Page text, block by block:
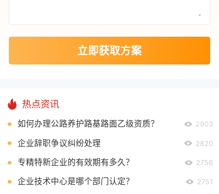
立即获取方案
热点资讯
如何办理公路养护路基路面乙级资质？ 2903
企业辞职争议纠纷处理 2820
专精特新企业的有效期有多久？ 2756
企业技术中心是哪个部门认定？ 2751